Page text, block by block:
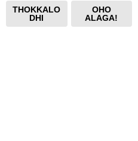
THOKKALO
DHI
OHO
ALAGA!